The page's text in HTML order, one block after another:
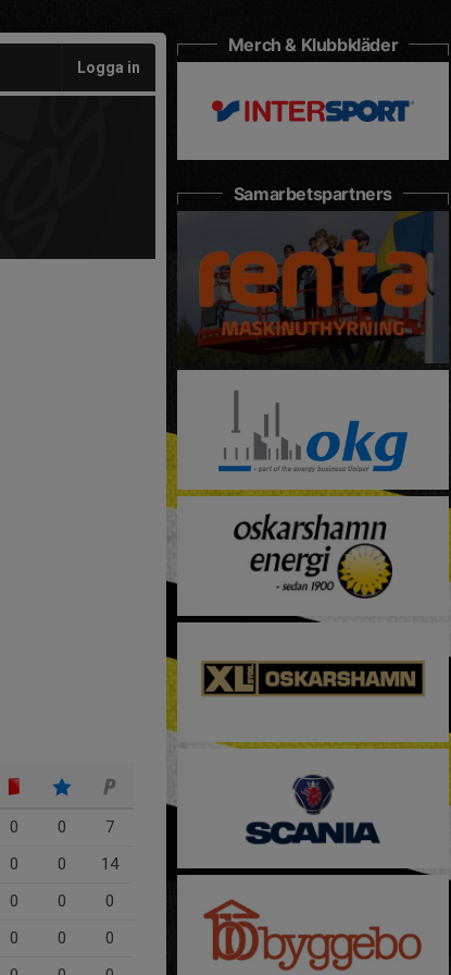
Logga in
0 0
7
0 0
14
0 0
0
0 0
0
Merch & Klubbkläder
Samarbetspartners